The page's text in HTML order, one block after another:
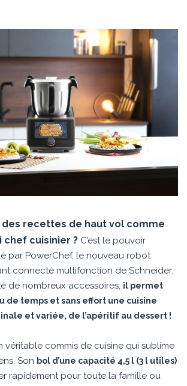
des recettes de haut vol comme
chef cuisinier ? C’est le pouvoir
par PowerChef, le nouveau robot
connecté multifonction de Schneider.
de nombreux accessoires, il permet
de temps et sans effort une cuisine
et variée, de l’apéritif au dessert !
véritable commis de cuisine qui sublime
Son bol d’une capacité 4,5 l (3 l utiles)
rapidement pour toute la famille ou